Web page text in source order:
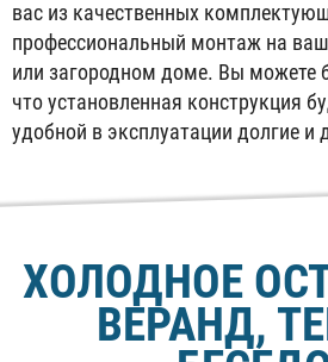
вас из качественных
профессиональный монтаж на
или загородном доме. Вы можете
что установленная конструкция
удобной в эксплуатации долгие и
ХОЛОДНОЕ
ВЕРАНД,